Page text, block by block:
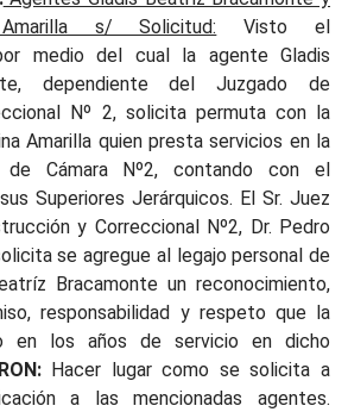
s/ Solicitud: Visto el
medio del cual la agente Gladis
dependiente del Juzgado de
Nº 2, solicita permuta con la
Amarilla quien presta servicios en la
de Cámara Nº2, contando con el
Superiores Jerárquicos. El Sr. Juez
y Correccional Nº2, Dr. Pedro
se agregue al legajo personal de
Bracamonte un reconocimiento,
responsabilidad y respeto que la
en los años de servicio en dicho
Hacer lugar como se solicita a
a las mencionadas agentes.